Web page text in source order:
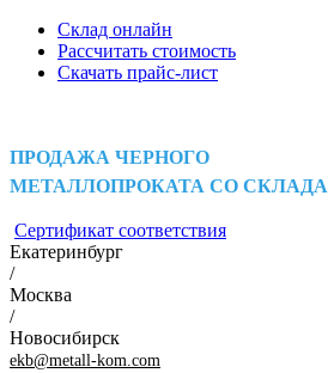
Склад онлайн
Рассчитать стоимость
Скачать прайс-лист
ПРОДАЖА ЧЕРНОГО
МЕТАЛЛОПРОКАТА СО СКЛАДА
Сертификат соответствия
Екатеринбург
/
Москва
/
Новосибирск
ekb@metall-kom.com